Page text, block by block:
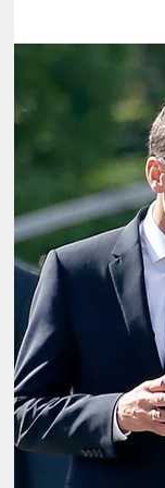
nord
wahrheit
verlag
veranstaltungen
shop
fragen & hilfe
unterstützen
abo
genossenschaft